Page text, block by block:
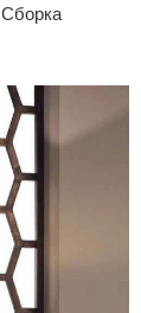
Сборка